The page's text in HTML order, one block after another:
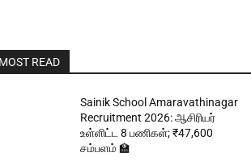
MOST READ
Sainik School Amaravathinagar
Recruitment 2026: ஆசிரியர்
உள்ளிட்ட 8 பணிகள்; ₹47,600
சம்பளம் 🏫